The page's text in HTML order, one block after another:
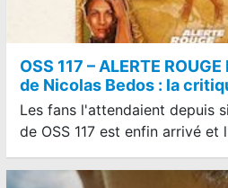
OSS 117 – ALERTE
de Nicolas Bedos : la
Les fans l'attendaient depuis
de OSS 117 est enfin arrivé et